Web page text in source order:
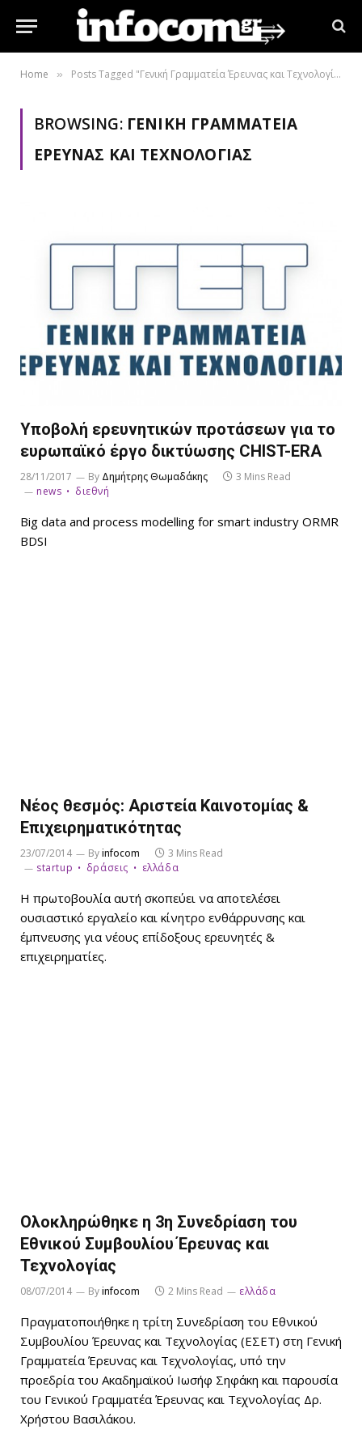
Home » Posts Tagged "Γενική Γραμματεία Έρευνας και Τεχνολογίας"
BROWSING: ΓΕΝΙΚΉ ΓΡΑΜΜΑΤΕΊΑ
ΈΡΕΥΝΑΣ ΚΑΙ ΤΕΧΝΟΛΟΓΊΑΣ
Υποβολή ερευνητικών προτάσεων για το
ευρωπαϊκό έργο δικτύωσης CHIST-ERA
28/11/2017 By Δημήτρης Θωμαδάκης
3 Mins Read
news
διεθνή
Big data and process modelling for smart industry ORMR
BDSI
Νέος θεσμός: Αριστεία Καινοτομίας &
Επιχειρηματικότητας
23/07/2014 Byinfocom
3 Mins Read
startup
δράσεις ελλάδα
Η πρωτοβουλία αυτή σκοπεύει να αποτελέσει
ουσιαστικό εργαλείο και κίνητρο ενθάρρυνσης και
έμπνευσης για νέους επίδοξους ερευνητές &
επιχειρηματίες.
Ολοκληρώθηκε η 3η Συνεδρίαση του
Εθνικού Συμβουλίου Έρευνας και
Τεχνολογίας
08/07/2014 Byinfocom 2 Mins Read ελλάδα
Πραγματοποιήθηκε η τρίτη Συνεδρίαση του Εθνικού
Συμβουλίου Έρευνας και Τεχνολογίας (ΕΣΕΤ) στη Γενική
Γραμματεία Έρευνας και Τεχνολογίας, υπό την
προεδρία του Ακαδημαϊκού Ιωσήφ Σηφάκη και παρουσία
του Γενικού Γραμματέα Έρευνας και Τεχνολογίας Δρ.
Χρήστου Βασιλάκου.